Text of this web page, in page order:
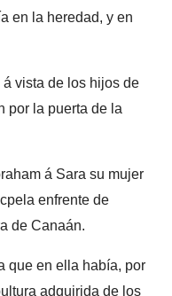
en la heredad, y en
vista de los hijos de
por la puerta de la
á Sara su mujer
enfrente de
de Canaán.
que en ella había, por
adquirida de los